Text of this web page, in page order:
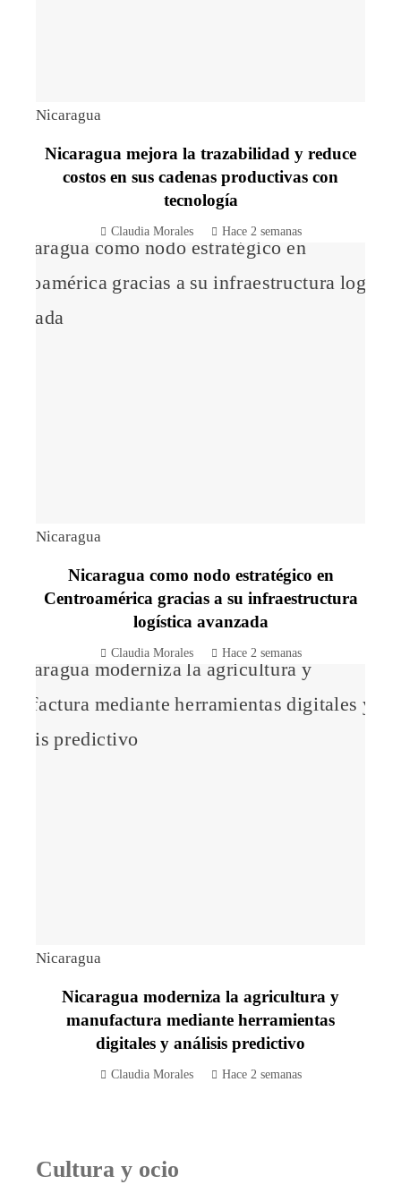
Nicaragua
Nicaragua mejora la trazabilidad y reduce
costos en sus cadenas productivas con
tecnología
Claudia Morales Hace 2 semanas
Nicaragua
Nicaragua como nodo estratégico en
Centroamérica gracias a su infraestructura
logística avanzada
Claudia Morales Hace 2 semanas
Nicaragua
Nicaragua moderniza la agricultura y
manufactura mediante herramientas
digitales y análisis predictivo
Claudia Morales Hace 2 semanas
Cultura y ocio